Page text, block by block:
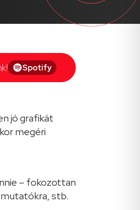
Spotify
jó grafikát
megéri
– fokozottan
stb.